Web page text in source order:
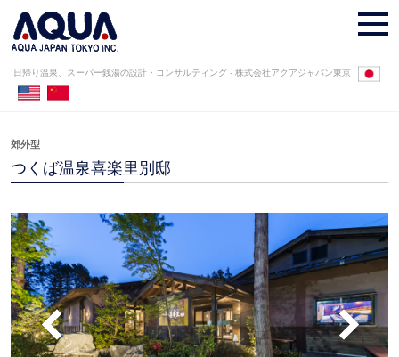
日帰り温泉、スーパー銭湯の設計・コンサルティング - 株式会社アクアジャパン東京
投
日:
郊外型
つくば温泉喜楽里別邸